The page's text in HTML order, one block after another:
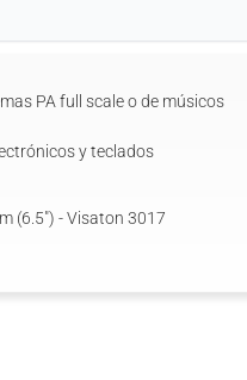
PA full scale o de músicos
y teclados
(6.5") - Visaton 3017